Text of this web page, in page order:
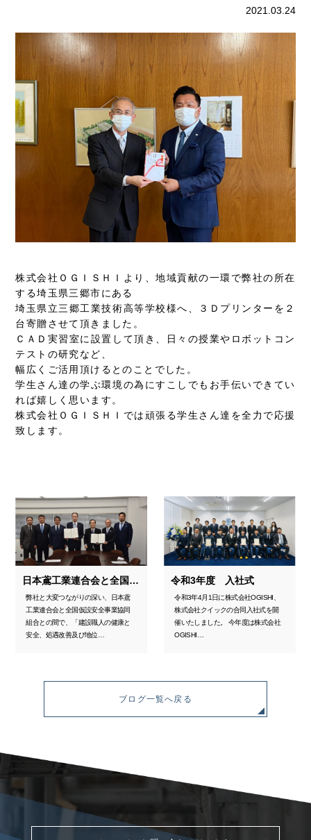
2021.03.24
株式会社ＯＧＩＳＨＩより、地域貢献の一環で弊社の所在
する埼玉県三郷市にある
埼玉県立三郷工業技術高等学校様へ、３Ｄプリンターを２
台寄贈させて頂きました。
ＣＡＤ実習室に設置して頂き、日々の授業やロボットコン
テストの研究など、
幅広くご活用頂けるとのことでした。
学生さん達の学ぶ環境の為にすこしでもお手伝いできてい
れば嬉しく思います。
株式会社ＯＧＩＳＨＩでは頑張る学生さん達を全力で応援
致します。
日本鳶工業連合会と全国仮設安全事業協同組合との包括連携に関する調印式
弊社と大変つながりの深い、日本鳶
工業連合会と全国仮設安全事業協同
組合との間で、「建設職人の健康と
安全、処遇改善及び地位…
令和3年度 入社式
令和3年4月1日に株式会社OGISHI、
株式会社クイックの合同入社式を開
催いたしました。 今年度は株式会社
OGISHI…
ブログ一覧へ戻る